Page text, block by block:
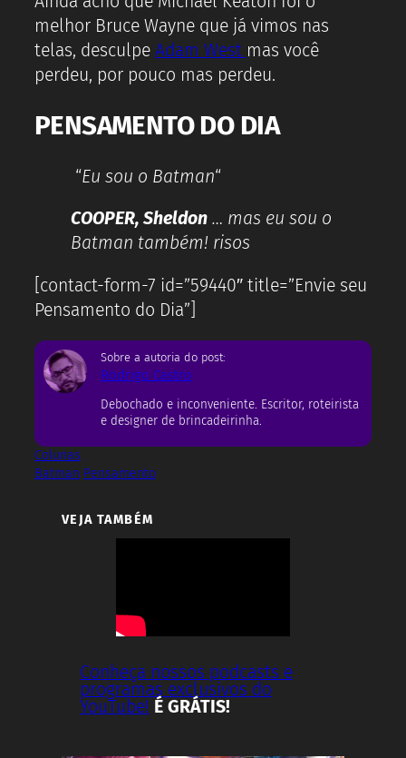
melhor Bruce Wayne que já vimos nas
telas, desculpe Adam West mas você
perdeu, por pouco mas perdeu.
PENSAMENTO DO DIA
“Eu sou o Batman“
COOPER, Sheldon… mas eu sou o
Batman também! risos
[contact-form-7 id=”59440″ title=”Envie seu
Pensamento do Dia”]
Sobre a autoria do post:
Rodrigo Castro
Debochado e inconveniente. Escritor, roteirista
e designer de brincadeirinha.
Colunas
Batman Pensamento
VEJA TAMBÉM
Conheça nossos podcasts e
programas exclusivos do
YouTube! É GRÁTIS!